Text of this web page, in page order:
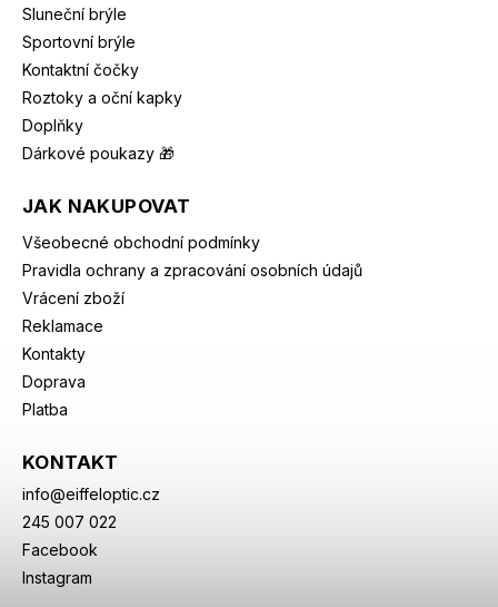
Sluneční brýle
Sportovní brýle
Kontaktní čočky
Roztoky a oční kapky
Doplňky
Dárkové poukazy 🎁
JAK NAKUPOVAT
Všeobecné obchodní podmínky
Pravidla ochrany a zpracování osobních údajů
Vrácení zboží
Reklamace
Kontakty
Doprava
Platba
KONTAKT
info@eiffeloptic.cz
245 007 022
Facebook
Instagram